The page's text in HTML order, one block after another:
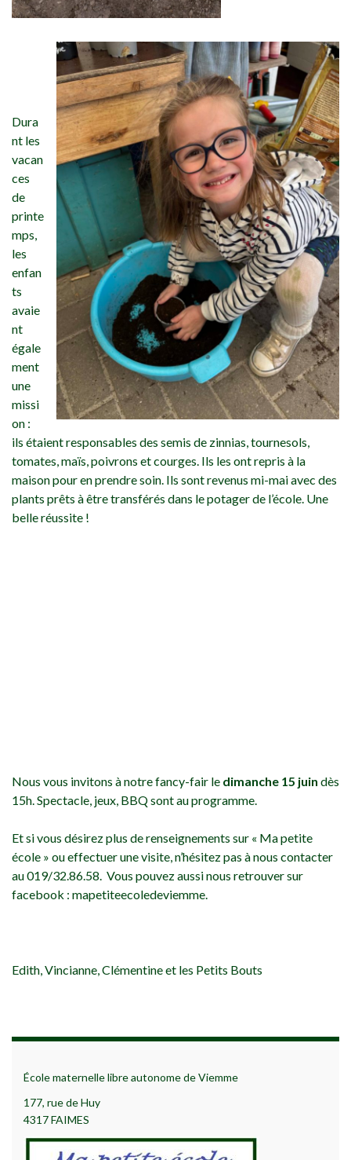
Dura
nt les
vacan
ces
de
printe
mps,
les
enfan
ts
avaie
nt
égale
ment
une
missi
on :
ils étaient responsables des semis de zinnias, tournesols,
tomates, maïs, poivrons et courges. Ils les ont repris à la
maison pour en prendre soin. Ils sont revenus mi-mai avec des
plants prêts à être transférés dans le potager de l’école. Une
belle réussite !
Nous vous invitons à notre fancy-fair le dimanche 15 juin dès
15h. Spectacle, jeux, BBQ sont au programme.
Et si vous désirez plus de renseignements sur « Ma petite
école » ou effectuer une visite, n’hésitez pas à nous contacter
au 019/32.86.58. Vous pouvez aussi nous retrouver sur
facebook : mapetiteecoledeviemme.
Edith, Vincianne, Clémentine et les Petits Bouts
École maternelle libre autonome de Viemme
177, rue de Huy
4317 FAIMES